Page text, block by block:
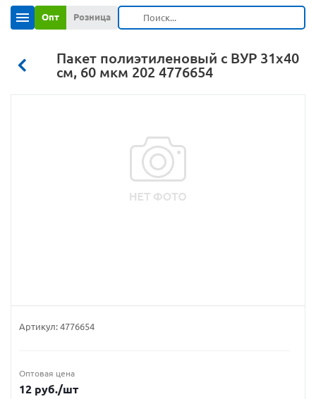
Опт Розница
Пакет полиэтиленовый с ВУР 31х40
см, 60 мкм 202 4776654
Артикул: 4776654
Оптовая цена
12 руб./шт